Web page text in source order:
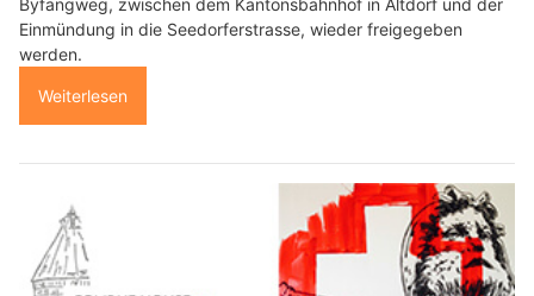
Byfangweg, zwischen dem Kantonsbahnhof in Altdorf und der
Einmündung in die Seedorferstrasse, wieder freigegeben
werden.
Weiterlesen